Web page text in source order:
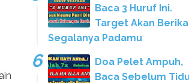
Baca 3 Huruf Ini.
Target Akan
Segalanya Padamu
Doa Pelet Ampuh,
Baca Sebelum